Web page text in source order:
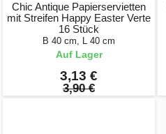
Chic Antique Papierservietten
mit Streifen Happy Easter Verte
16 Stück
B 40 cm, L 40 cm
Auf Lager
3,13 €
3,90 €